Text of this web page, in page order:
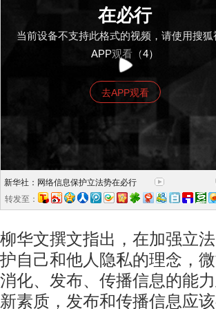
在必行
当前设备不支持此格式的视频，请使用搜狐
APP观看（4）
去APP观看
新华社：网络信息保护立法势在必行
转发至：
柳华文撰文指出，在加强立
护自己和他人隐私的理念，
消化、发布、传播信息的能
新素质，发布和传播信息应